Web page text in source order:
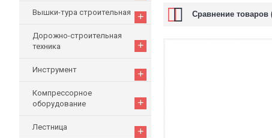
Вышки-тура строительная +
Дорожно-строительная
техника
+
Инструмент +
Компрессорное
оборудование
+
Лестница +
Сравнение товаров